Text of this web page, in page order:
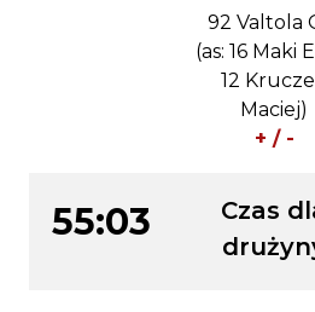
92 Valtola
(as: 16 Maki
12
Maciej)
+ / -
55:03
Czas